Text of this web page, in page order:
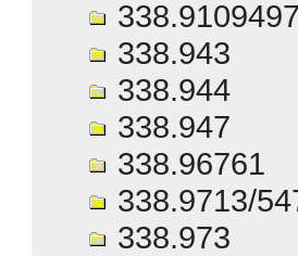
338.943
338.944
338.947
338.96761
338.9713/
338.973